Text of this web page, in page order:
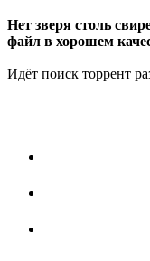
Нет зверя столь
файл в хорошем
Идёт поиск торрент